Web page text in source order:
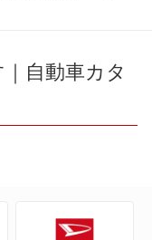
自動車カタ